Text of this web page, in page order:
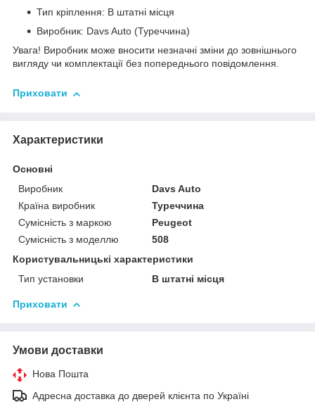
Тип кріплення: В штатні місця
Виробник: Davs Auto (Туреччина)
Увага! Виробник може вносити незначні зміни до зовнішнього
вигляду чи комплектації без попереднього повідомлення.
Приховати
Характеристики
Основні
Виробник
Davs Auto
Країна виробник
Туреччина
Сумісність з маркою
Peugeot
Сумісність з моделлю
508
Користувальницькі характеристики
Тип установки
В штатні місця
Приховати
Умови доставки
Нова Пошта
Адресна доставка до дверей клієнта по Україні